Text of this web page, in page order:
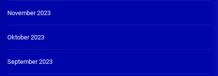
November 2023
Oktober 2023
September 2023